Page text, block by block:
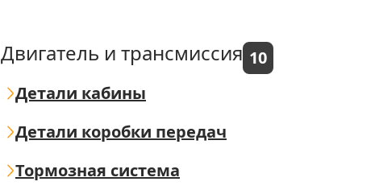
Двигатель и трансмиссия 10
Детали кабины
Детали коробки передач
Тормозная система